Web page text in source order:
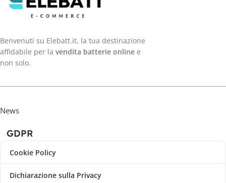
Benvenuti su Elebatt.it, la tua destinazione
affidabile per la vendita batterie online e
non solo.
News
GDPR
Cookie Policy
Dichiarazione sulla Privacy